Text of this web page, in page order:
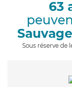
63
Sauvage
Sous réserve